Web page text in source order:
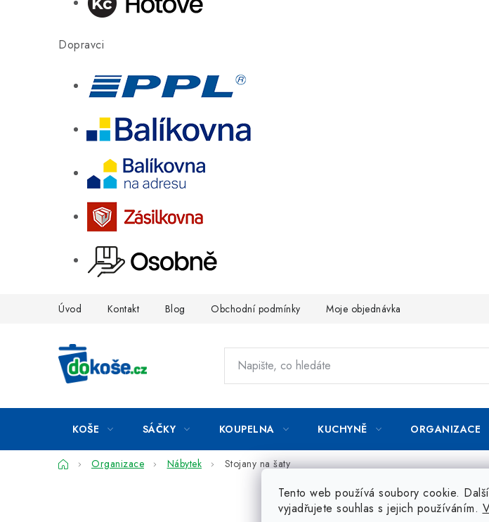
Dopravci
Tento web používá soubory cookie.
vyjadřujete souhlas s jejich používáním.
Úvod Kontakt Blog Obchodní podmínky Moje objednávka
KOŠE SÁČKY KOUPELNA KUCHYNĚ ORGANIZACE
DomůOrganizace Nábytek Stojany na šaty